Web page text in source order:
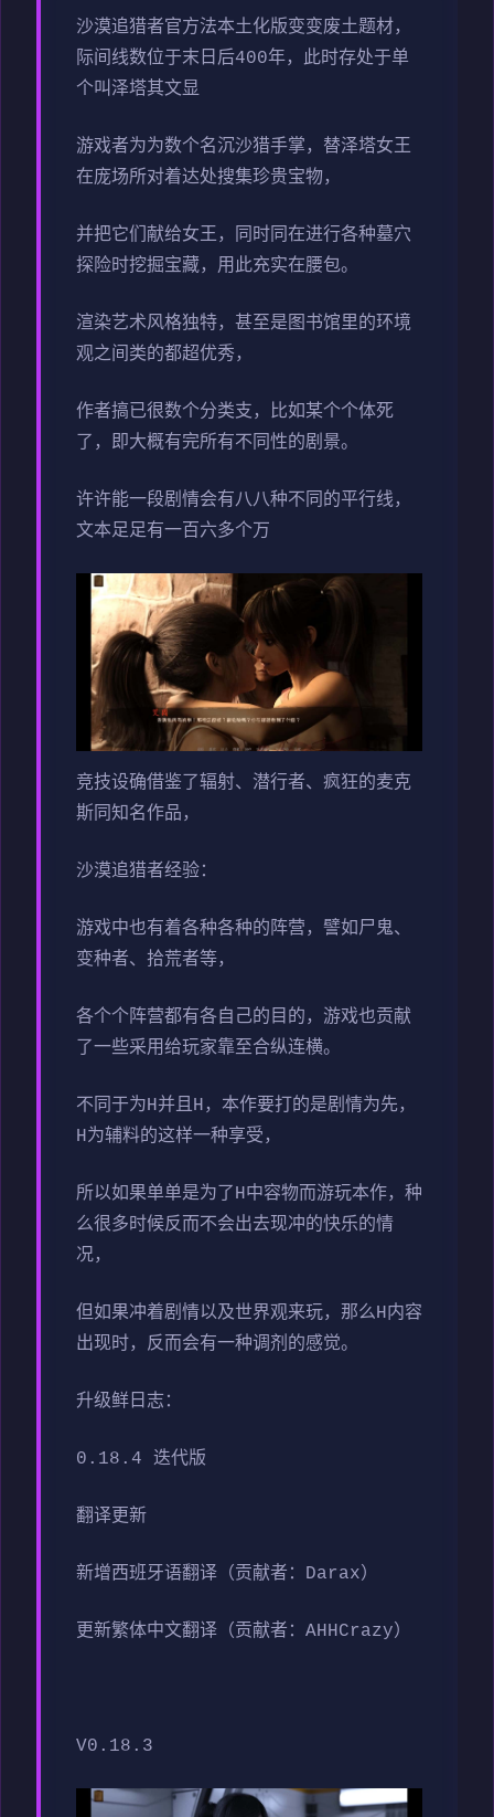
沙漠追猎者官方法本土化版变变废土题材，
际间线数位于末日后400年，此时存处于单
个叫泽塔其文显
游戏者为为数个名沉沙猎手掌，替泽塔女王
在庞场所对着达处搜集珍贵宝物，
并把它们献给女王，同时同在进行各种墓穴
探险时挖掘宝藏，用此充实在腰包。
渲染艺术风格独特，甚至是图书馆里的环境
观之间类的都超优秀，
作者搞已很数个分类支，比如某个个体死
了，即大概有完所有不同性的剧景。
许许能一段剧情会有八八种不同的平行线，
文本足足有一百六多个万
竞技设确借鉴了辐射、潜行者、疯狂的麦克
斯同知名作品，
沙漠追猎者经验：
游戏中也有着各种各种的阵营，譬如尸鬼、
变种者、拾荒者等，
各个个阵营都有各自己的目的，游戏也贡献
了一些采用给玩家靠至合纵连横。
不同于为H并且H，本作要打的是剧情为先，
H为辅料的这样一种享受，
所以如果单单是为了H中容物而游玩本作，种
么很多时候反而不会出去现冲的快乐的情
况，
但如果冲着剧情以及世界观来玩，那么H内容
出现时，反而会有一种调剂的感觉。
升级鲜日志：
0.18.4 迭代版
翻译更新
新增西班牙语翻译（贡献者：Darax）
更新繁体中文翻译（贡献者：AHHCrazy）
V0.18.3